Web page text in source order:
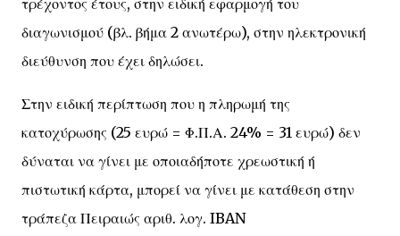
διαγωνισμού (βλ. βήμα 2 ανωτέρω), στην ηλεκτρονική
διεύθυνση που έχει δηλώσει.
Στην ειδική περίπτωση που η πληρωμή της
κατοχύρωσης (25 ευρώ = Φ.Π.Α. 24% = 31 ευρώ) δεν
δύναται να γίνει με οποιαδήποτε χρεωστική ή
πιστωτική κάρτα, μπορεί να γίνει με κατάθεση στην
τράπεζα Πειραιώς αριθ. λογ. IBAN